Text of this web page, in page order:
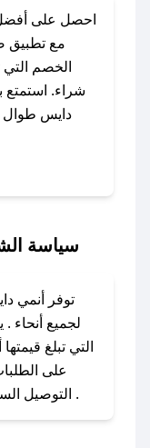
احصل على
مع تطبيق
الخصم
شراء.
دايس طوال
الفطر، عيد
رمضان، اليوم
باستخدام
تواصل معنا
سياسة
توفر أنمي
لجميع أنحاء
التي تبلغ
على
التوصيل السريع، يرجى تقديم طلبك قبل الساعة .